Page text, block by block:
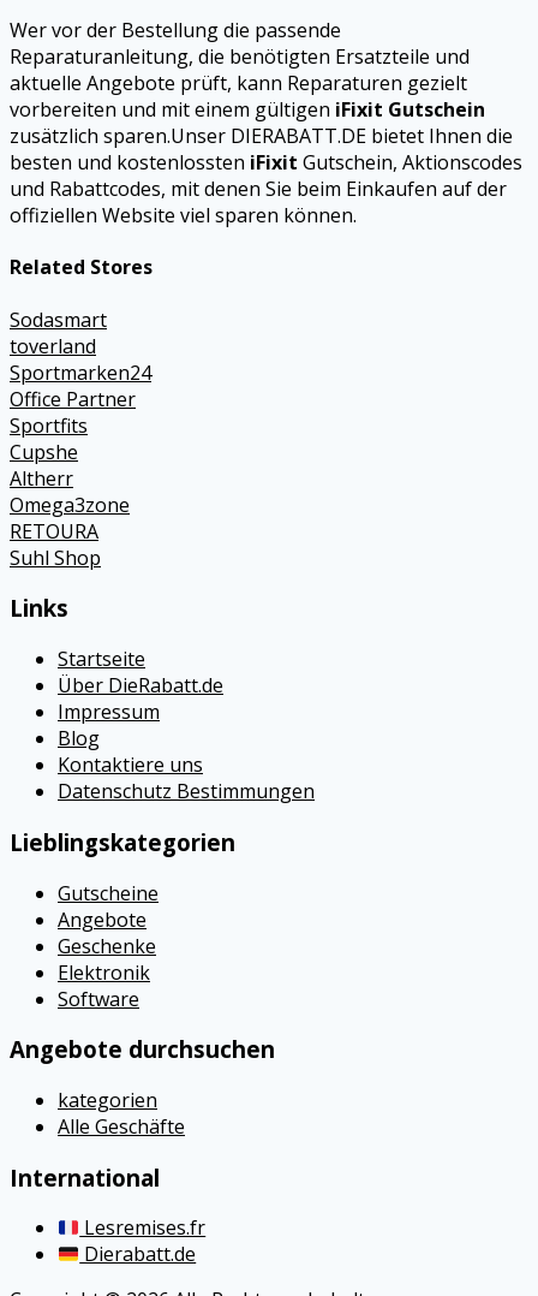
Wer vor der Bestellung die passende
Reparaturanleitung, die benötigten Ersatzteile und
aktuelle Angebote prüft, kann Reparaturen gezielt
vorbereiten und mit einem gültigen iFixit Gutschein
zusätzlich sparen.Unser DIERABATT.DE bietet Ihnen die
besten und kostenlossten iFixit Gutschein, Aktionscodes
und Rabattcodes, mit denen Sie beim Einkaufen auf der
offiziellen Website viel sparen können.
Related Stores
Sodasmart
toverland
Sportmarken24
Office Partner
Sportfits
Cupshe
Altherr
Omega3zone
RETOURA
Suhl Shop
Links
Startseite
Über DieRabatt.de
Impressum
Blog
Kontaktiere uns
Datenschutz Bestimmungen
Lieblingskategorien
Gutscheine
Angebote
Geschenke
Elektronik
Software
Angebote durchsuchen
kategorien
Alle Geschäfte
International
Lesremises.fr
Dierabatt.de